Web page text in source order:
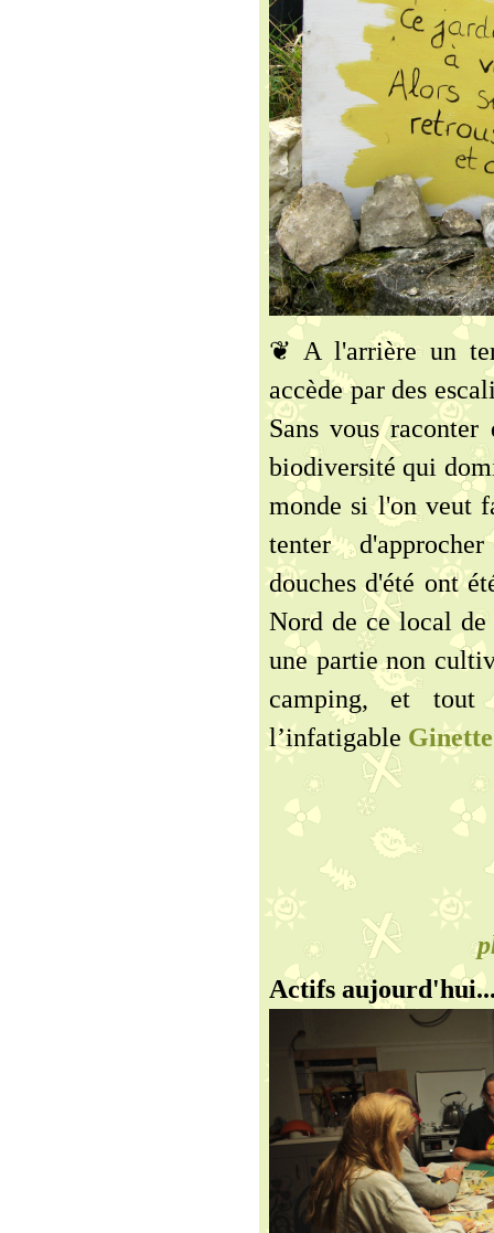
❦ A l'arrière un
accède par des
Sans vous
biodiversité qui
monde si l'on veut
tenter
douches d'été ont
Nord de ce local de
une partie non
camping, et
l’infatigable Ginette
Actifs